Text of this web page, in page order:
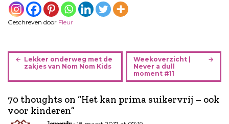
Geschreven door Fleur
B
r
c
h
Lekker onderweg met de
zakjes van Nom Nom Kids
Weekoverzicht |
Never a dull
moment #11
70 thoughts on “Het kan prima suikervrij – ook
voor kinderen”